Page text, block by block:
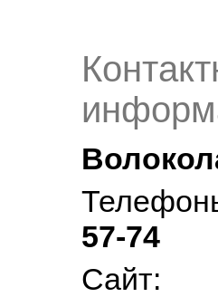
57-74
Сайт: